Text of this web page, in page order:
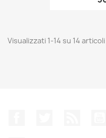
Visualizzati 1-14 su 14 articoli